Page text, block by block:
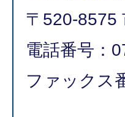
〒520-
電話番号：
ファックス